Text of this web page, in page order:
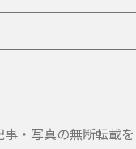
・写真の無断転載を